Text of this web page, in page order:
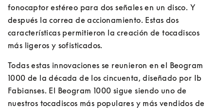
fonocaptor estéreo para dos señales en un disco. Y
después la correa de accionamiento. Estas dos
características permitieron la creación de tocadiscos
más ligeros y sofisticados.
Todas estas innovaciones se reunieron en el Beogram
1000 de la década de los cincuenta, diseñado por Ib
Fabianses. El Beogram 1000 sigue siendo uno de
nuestros tocadiscos más populares y más vendidos de